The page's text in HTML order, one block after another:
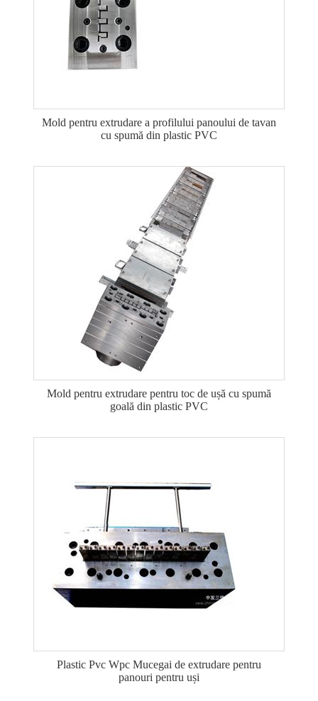
Mold pentru extrudare a profilului panoului de tavan
cu spumă din plastic PVC
Mold pentru extrudare pentru toc de ușă cu spumă
goală din plastic PVC
Plastic Pvc Wpc Mucegai de extrudare pentru
panouri pentru uși